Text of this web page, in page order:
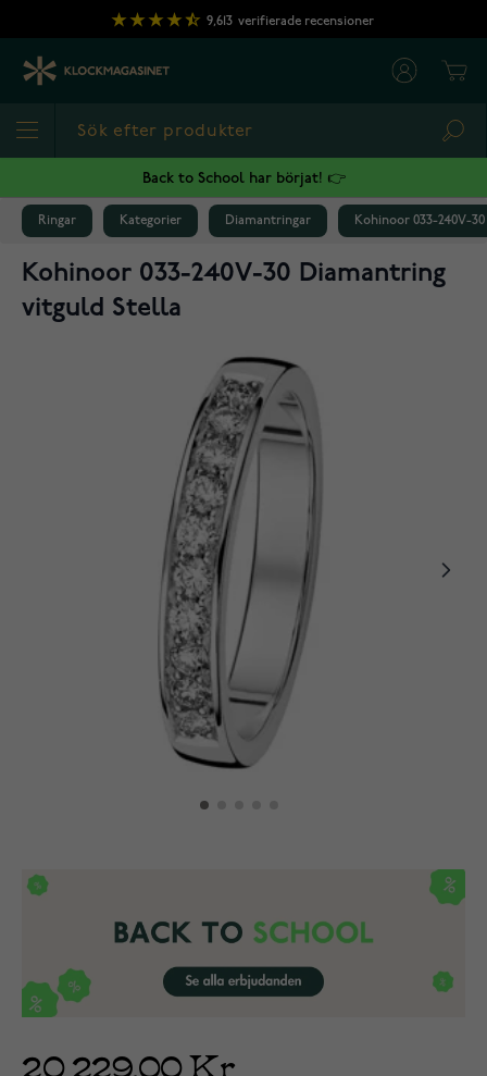
Hoppa till innehållet
9,613 verifierade recensioner
Back to School har börjat! 👉
Ringar Kategorier Diamantringar Kohinoor 033-240V-
Kohinoor 033-240V-30 Diamantring
vitguld Stella
20 229,00 Kr